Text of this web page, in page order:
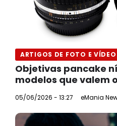
ARTIGOS DE FOTO E VÍDEO
Objetivas pancake
modelos que valem
05/06/2026 - 13:27 eMania